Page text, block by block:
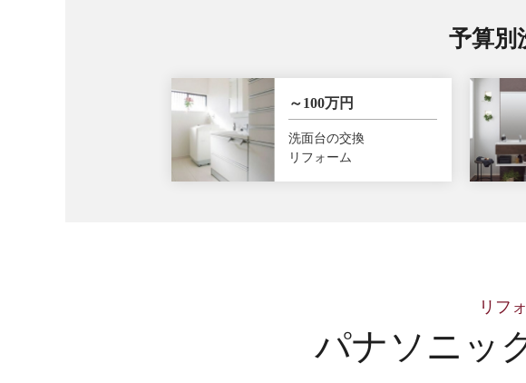
予算別
～100万円
洗面台の交換
リフォーム
リフ
パナソニッ